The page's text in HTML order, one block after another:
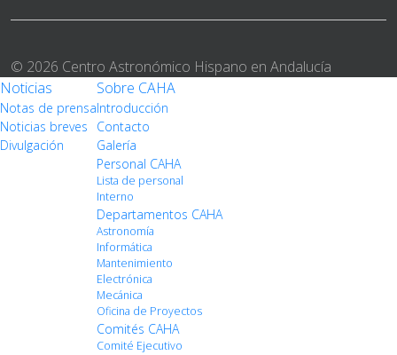
© 2026 Centro Astronómico Hispano en Andalucía
Noticias
Notas de prensa
Noticias breves
Divulgación
Sobre CAHA
Introducción
Contacto
Galería
Personal CAHA
Lista de personal
Interno
Departamentos CAHA
Astronomía
Informática
Mantenimiento
Electrónica
Mecánica
Oficina de Proyectos
Comités CAHA
Comité Ejecutivo